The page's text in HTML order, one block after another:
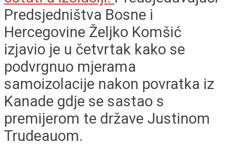
Predsjedništva Bosne i
Hercegovine Željko Komšić
izjavio je u četvrtak kako se
podvrgnuo mjerama
samoizolacije nakon povratka iz
Kanade gdje se sastao s
premijerom te države Justinom
Trudeauom.